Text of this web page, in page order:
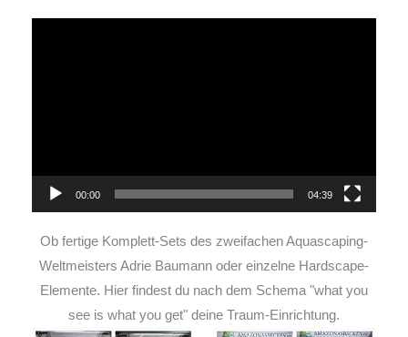
00:00 04:39
Ob fertige Komplett-Sets des zweifachen Aquascaping-
Weltmeisters Adrie Baumann oder einzelne Hardscape-
Elemente. Hier findest du nach dem Schema "what you
see is what you get" deine Traum-Einrichtung.